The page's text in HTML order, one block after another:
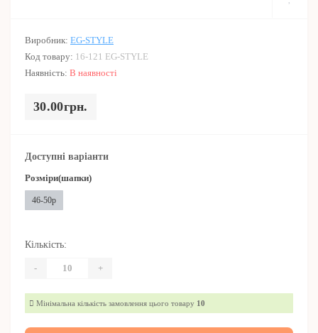
Виробник: EG-STYLE
Код товару: 16-121 EG-STYLE
Наявність: В наявності
30.00грн.
Доступні варіанти
Розміри(шапки)
46-50р
Кількість:
- +
Мінімальна кількість замовлення цього товару 10